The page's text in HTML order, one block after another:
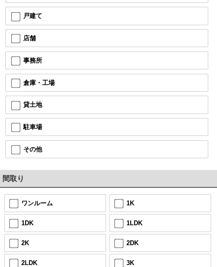
戸建て
店舗
事務所
倉庫・工場
貸土地
駐車場
その他
間取り
ワンルーム 1K
1DK 1LDK
2K 2DK
2LDK 3K